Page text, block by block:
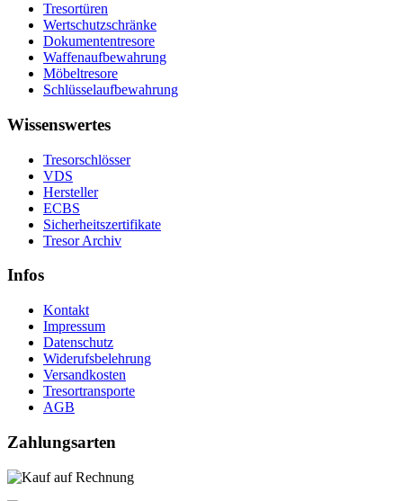
Tresortüren
Wertschutzschränke
Dokumententresore
Waffenaufbewahrung
Möbeltresore
Schlüsselaufbewahrung
Wissenswertes
Tresorschlösser
VDS
Hersteller
ECBS
Sicherheitszertifikate
Tresor Archiv
Infos
Kontakt
Impressum
Datenschutz
Widerufsbelehrung
Versandkosten
Tresortransporte
AGB
Zahlungsarten